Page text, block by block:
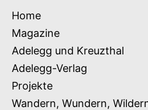
Home
Magazine
Adelegg und Kreuzthal
Adelegg-Verlag
Projekte
Wandern, Wundern,